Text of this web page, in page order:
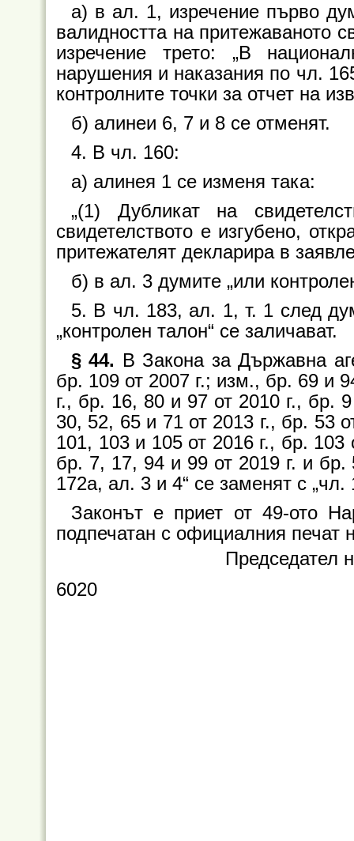
а) в ал. 1, изречение първо
валидността на притежаваното
изречение трето: „В
нарушения и наказания по чл.
контролните точки за отчет на
б) алинеи 6, 7 и 8 се отменят.
4. В чл. 160:
а) алинея 1 се изменя така:
„(1) Дубликат на
свидетелството е изгубено,
притежателят декларира в
б) в ал. 3 думите „или
5. В чл. 183, ал. 1, т. 1 след
„контролен талон“ се заличават.
§ 44. В Закона за Държавна
бр. 109 от 2007 г.; изм., бр. 69 и
г., бр. 16, 80 и 97 от 2010 г., бр.
30, 52, 65 и 71 от 2013 г., бр. 53
101, 103 и 105 от 2016 г., бр.
бр. 7, 17, 94 и 99 от 2019 г. и
172а, ал. 3 и 4“ се заменят с „чл.
Законът е приет от 49-ото
подпечатан с официалния печат
Председател
6020